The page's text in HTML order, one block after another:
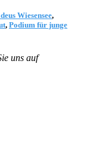
Wiesensee,
, Podium für junge
uns auf